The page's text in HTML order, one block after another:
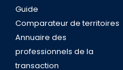
Guide
Comparateur de territoires
Annuaire des
professionnels de la
transaction